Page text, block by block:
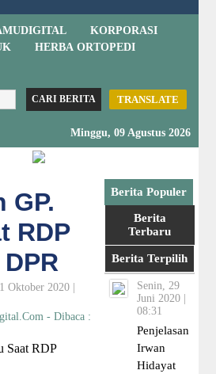
KORPORASI
HERBA ORTOPEDI
TRANSLATE
Minggu, 09 Agustus 2026
GP.
RDP
Oktober 2020 |
- Dibaca :
Berita Populer
Berita
Terbaru
Berita Terpilih
Senin, 29
Juni 2020 |
08:31
Penjelasan
Irwan
Hidayat